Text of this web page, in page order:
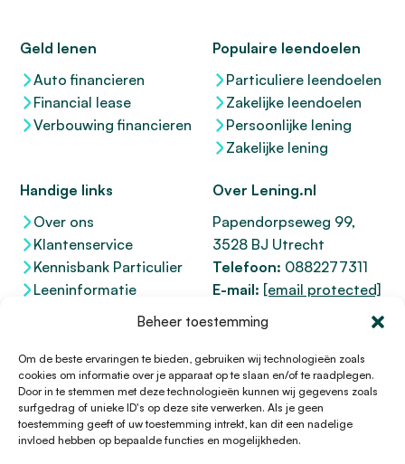
Beheer toestemming
Om de beste ervaringen te bieden, gebruiken wij technologieën zoals
cookies om informatie over je apparaat op te slaan en/of te raadplegen.
Door in te stemmen met deze technologieën kunnen wij gegevens zoals
surfgedrag of unieke ID's op deze site verwerken. Als je geen
toestemming geeft of uw toestemming intrekt, kan dit een nadelige
invloed hebben op bepaalde functies en mogelijkheden.
Geld lenen
Auto financieren
Financial lease
Verbouwing financieren
Populaire leendoelen
Particuliere leendoelen
Zakelijke leendoelen
Persoonlijke lening
Zakelijke lening
Handige links
Over ons
Klantenservice
Kennisbank Particulier
Leeninformatie
Over Lening.nl
Papendorpseweg 99,
3528 BJ Utrecht
Telefoon: 0882277311
E-mail: [email protected]
KvK 76100200
12047091
Kifid 300.017942
© 1996 - 2026 Lening.nl